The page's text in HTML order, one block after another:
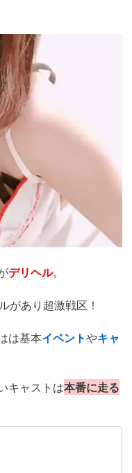
デリヘル。
があり 超激戦区！
は基本イベントやキャ
キャストは本番に走る